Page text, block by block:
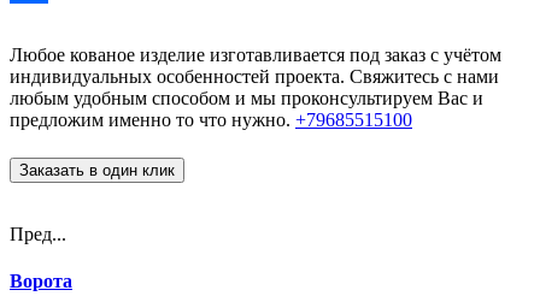
Любое кованое изделие изготавливается под заказ с учётом
индивидуальных особенностей проекта. Свяжитесь с нами
любым удобным способом и мы проконсультируем Вас и
предложим именно то что нужно. +79685515100
Заказать в один клик
Пред...
Ворота